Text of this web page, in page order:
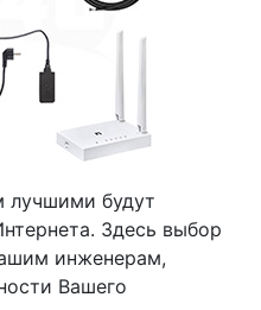
лучшими будут
Здесь выбор
инженерам,
Вашего